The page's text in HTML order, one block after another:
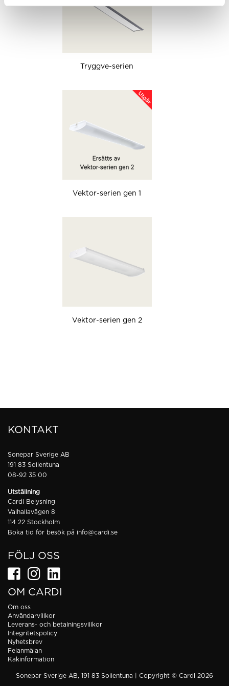
Tryggve-serien
Vektor-serien gen 1
Vektor-serien gen 2
KONTAKT
Sonepar Sverige AB
191 83 Sollentuna
08-92 35 00
Utställning
Cardi Belysning
Valhallavägen 8
114 22 Stockholm
Boka tid för besök på info@cardi.se
FÖLJ OSS
OM CARDI
Om oss
Användarvillkor
Leverans- och betalningsvillkor
Integritetspolicy
Nyhetsbrev
Felanmälan
Kakinformation
Sonepar Sverige AB, 191 83 Sollentuna | Copyright © Cardi 2026